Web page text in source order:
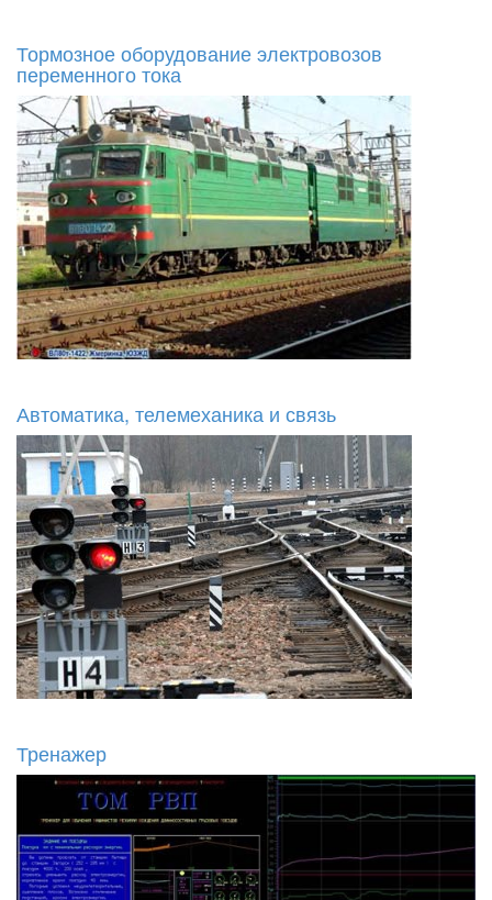
Тормозное оборудование электровозов
переменного тока
Автоматика, телемеханика и связь
Тренажер